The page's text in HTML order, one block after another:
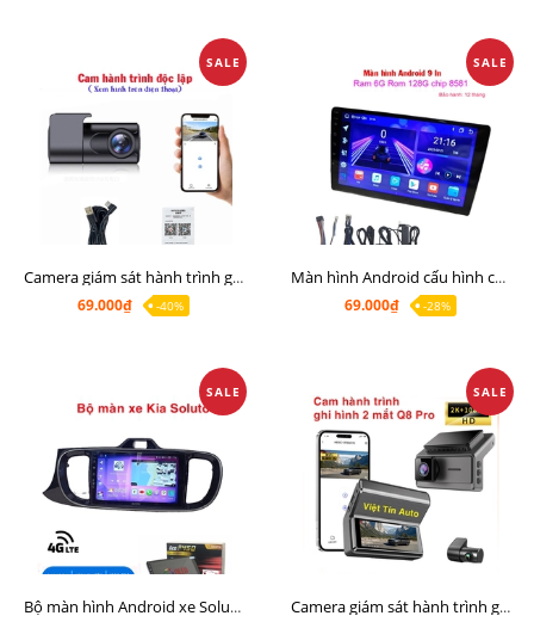
SALE
Camera giám sát hành trình giá rẻ, cam hành trình cho màn Android, cam hành trình kết nối điện thoại
69.000₫
-40%
SALE
Màn hình Android cấu hình cao Ram 6G Rom 128G chip 8 nhân 8581
69.000₫
-28%
SALE
Bộ màn hình Android xe Soluto, mặt dưỡng lắp màn hình Soluto kèm rắc zin
SALE
Camera giám sát hành trình ghi hình 2 mắt Q8 Pro độ phân giải 2K +1080P